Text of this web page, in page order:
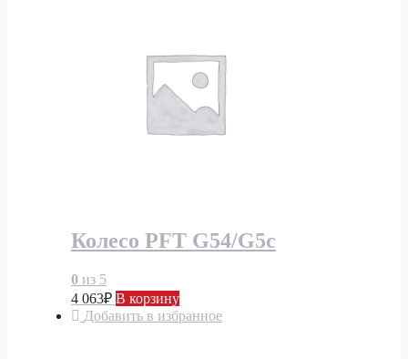
Колесо PFT G54/G5c
0 из 5
4 063₽ В корзину
Добавить в избранное